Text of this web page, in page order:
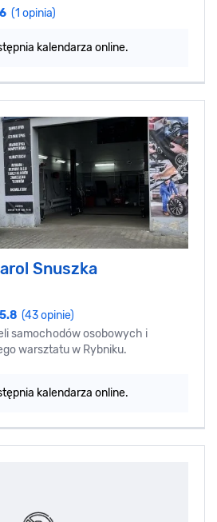
6 (1 opinia)
kalendarza online.
Snuszka
5.8 (43 opinie)
samochodów osobowych i
warsztatu w Rybniku.
kalendarza online.